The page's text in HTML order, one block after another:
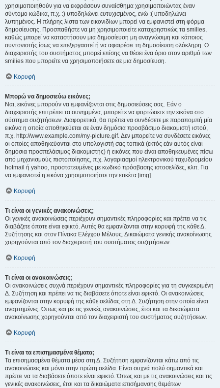
χρησιμοποιηθούν για να εκφράσουν συναίσθημα χρησιμοποιώντας έναν
σύντομο κώδικα, π.χ. :) υποδηλώνει ευτυχισμένος, ενώ :( υποδηλώνει
λυπημένος. Η πλήρης λίστα των εικονιδίων μπορεί να εμφανιστεί στη φόρμα
δημοσίευσης. Προσπαθήστε να μη χρησιμοποιείτε καταχρηστικώς τα smilies,
καθώς μπορεί να καταστήσουν μια δημοσίευση μη αναγνώσιμη και κάποιος
συντονιστής ίσως να επεξεργαστεί ή να αφαιρέσει τη δημοσίευση ολόκληρη. Ο
διαχειριστής του συστήματος μπορεί επίσης να θέσει ένα όριο στον αριθμό των
smilies που μπορείτε να χρησιμοποιήσετε σε μια δημοσίευση.
Κορυφή
Μπορώ να δημοσιεύω εικόνες;
Ναι, εικόνες μπορούν να εμφανίζονται στις δημοσιεύσεις σας. Εάν ο
διαχειριστής επιτρέπει τα συνημμένα, μπορείτε να φορτώσετε την εικόνα στο
σύστημα συζητήσεων. Διαφορετικά, θα πρέπει να συνδέσετε με παραπομπή μία
εικόνα η οποία αποθηκεύεται σε έναν δημόσια προσβάσιμο διακομιστή ιστού,
π.χ. http://www.example.com/my-picture.gif. Δεν μπορείτε να συνδέσετε εικόνες
οι οποίες αποθηκεύονται στο υπολογιστή σας τοπικά (εκτός εάν αυτός είναι
δημόσια προσπελάσιμος διακομιστής) ή εικόνες που είναι αποθηκευμένες πίσω
από μηχανισμούς πιστοποίησης, π.χ. λογαριασμοί ηλεκτρονικού ταχυδρομείου
hotmail ή yahoo, προστατευμένες με κωδικό πρόσβασης ιστοσελίδες, κλπ. Για
να εμφανιστεί η εικόνα χρησιμοποιήστε την ετικέτα [img].
Κορυφή
Τι είναι οι γενικές ανακοινώσεις;
Οι γενικές ανακοινώσεις περιέχουν σημαντικές πληροφορίες και πρέπει να τις
διαβάζετε όποτε είναι εφικτό. Αυτές θα εμφανίζονται στην κορυφή της κάθε Δ.
Συζήτησης και στον Πίνακα Ελέγχου Μέλους. Δικαιώματα γενικής ανακοίνωσης
χορηγούνται από τον διαχειριστή του συστήματος συζητήσεων.
Κορυφή
Τι είναι οι ανακοινώσεις;
Οι ανακοινώσεις συχνά περιέχουν σημαντικές πληροφορίες για τη συγκεκριμένη
Δ. Συζήτηση και πρέπει να τις διαβάσετε όποτε είναι εφικτό. Οι ανακοινώσεις
εμφανίζονται στην κορυφή της κάθε σελίδας στη Δ. Συζήτηση στην οποία είναι
αναρτημένες. Όπως και με τις γενικές ανακοινώσεις, έτσι και τα δικαιώματα
ανακοίνωσης χορηγούνται από τον διαχειριστή του συστήματος συζητήσεων.
Κορυφή
Τι είναι τα επισημασμένα θέματα;
Τα επισημασμένα θέματα μέσα στη Δ. Συζήτηση εμφανίζονται κάτω από τις
ανακοινώσεις και μόνο στην πρώτη σελίδα. Είναι συχνά πολύ σημαντικά και
πρέπει να τα διαβάσετε όποτε είναι εφικτό. Όπως και με τις ανακοινώσεις και τις
γενικές ανακοινώσεις, έτσι και τα δικαιώματα επισήμανσης θεμάτων